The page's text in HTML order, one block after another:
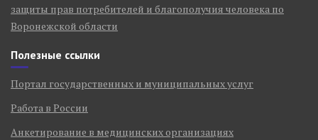
защиты прав потребителей и благополучия человека по
Воронежской области
Полезные ссылки
Портал государственных и муниципальных услуг
Работа в России
Анкетирование в медицинских организациях